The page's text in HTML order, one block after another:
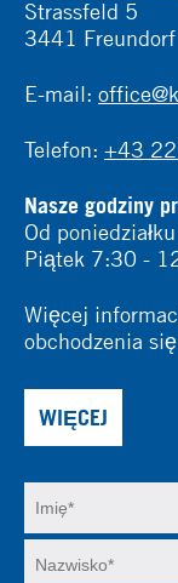
Strassfeld 5
3441 Freundorf
E-mail:
Telefon: +43
Nasze godziny
Od
Piątek 7:30 -
Więcej
obchodzenia
WIĘCEJ